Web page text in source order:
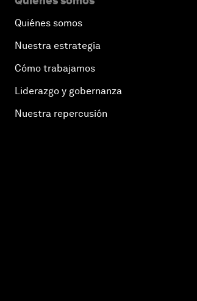
Quiénes somos
Nuestra estrategia
Cómo trabajamos
Liderazgo y gobernanza
Nuestra repercusión